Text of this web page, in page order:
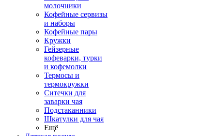
молочники
Кофейные сервизы
и наборы
Кофейные пары
Кружки
Гейзерные
кофеварки, турки
и кофемолки
Термосы и
термокружки
Ситечки для
заварки чая
Подстаканники
Шкатулки для чая
Ещё